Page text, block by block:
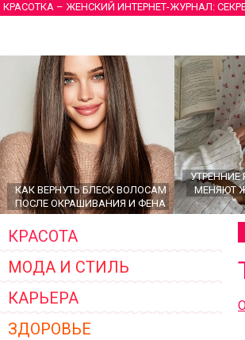
КРАСОТКА – ЖЕНСКИЙ ИНТЕРНЕТ-ЖУРНАЛ:
КАК ВЕРНУТЬ БЛЕСК ВОЛОСАМ
ПОСЛЕ ОКРАШИВАНИЯ И ФЕНА
УТРЕННИЕ
МЕНЯЮТ
КРАСОТА
МОДА И СТИЛЬ
КАРЬЕРА
ЗДОРОВЬЕ